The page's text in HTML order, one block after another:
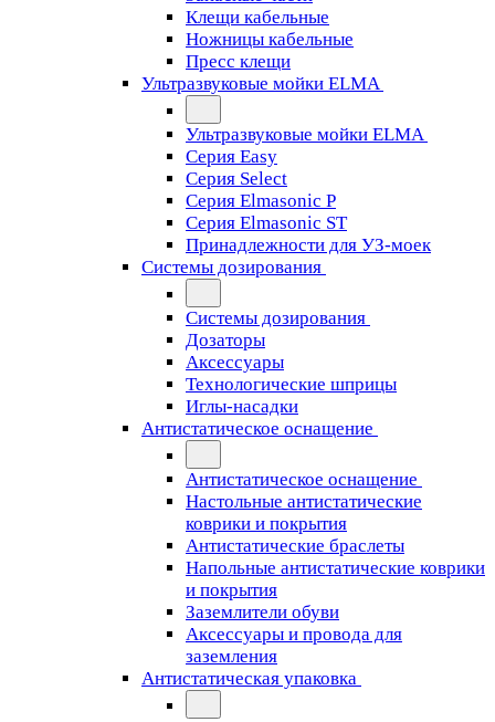
Клещи кабельные
Ножницы кабельные
Пресс клещи
Ультразвуковые мойки ELMA
Ультразвуковые мойки ELMA
Серия Easy
Серия Select
Серия Elmasonic P
Серия Elmasonic ST
Принадлежности для УЗ-моек
Системы дозирования
Системы дозирования
Дозаторы
Аксессуары
Технологические шприцы
Иглы-насадки
Антистатическое оснащение
Антистатическое оснащение
Настольные антистатические
коврики и покрытия
Антистатические браслеты
Напольные антистатические коврики
и покрытия
Заземлители обуви
Аксессуары и провода для
заземления
Антистатическая упаковка